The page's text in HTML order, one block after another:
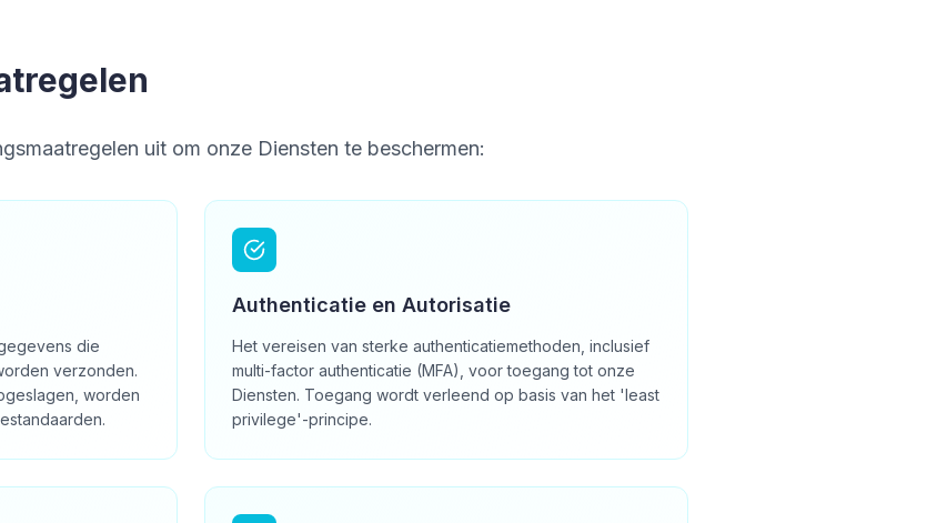
uit om onze Diensten te beschermen:
die
verzonden.
worden
Authenticatie en Autorisatie
Het vereisen van sterke authenticatiemethoden, inclusief
multi-factor authenticatie (MFA), voor toegang tot onze
Diensten. Toegang wordt verleend op basis van het 'least
privilege'-principe.